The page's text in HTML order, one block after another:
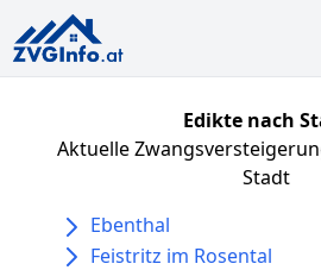
Edikte nach
Aktuelle
Stadt
Ebenthal
Feistritz im Rosental